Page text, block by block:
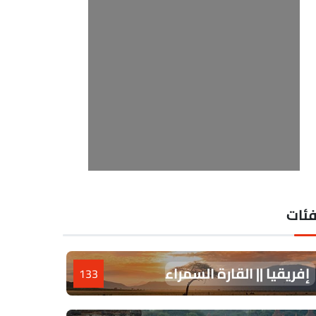
إفريقيا || القارة السمراء 133